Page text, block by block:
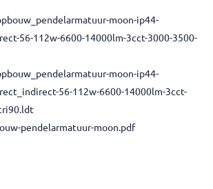
moon-ip44-
56-112w-6600-14000lm-3cct-3000-3500-
moon-ip44-
56-112w-6600-14000lm-3cct-
pendelarmatuur-moon.pdf